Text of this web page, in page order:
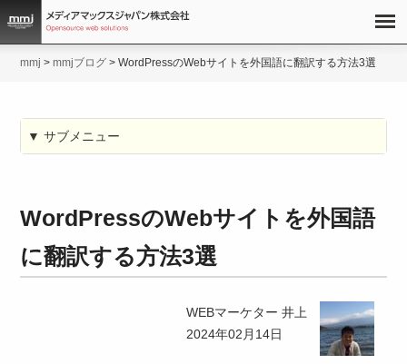
mmj >mmjブログ >WordPressのWebサイトを外国語に翻訳する方法3選
▼ サブメニュー
WordPressのWebサイトを外国語
に翻訳する方法3選
WEBマーケター 井上
2024年02月14日